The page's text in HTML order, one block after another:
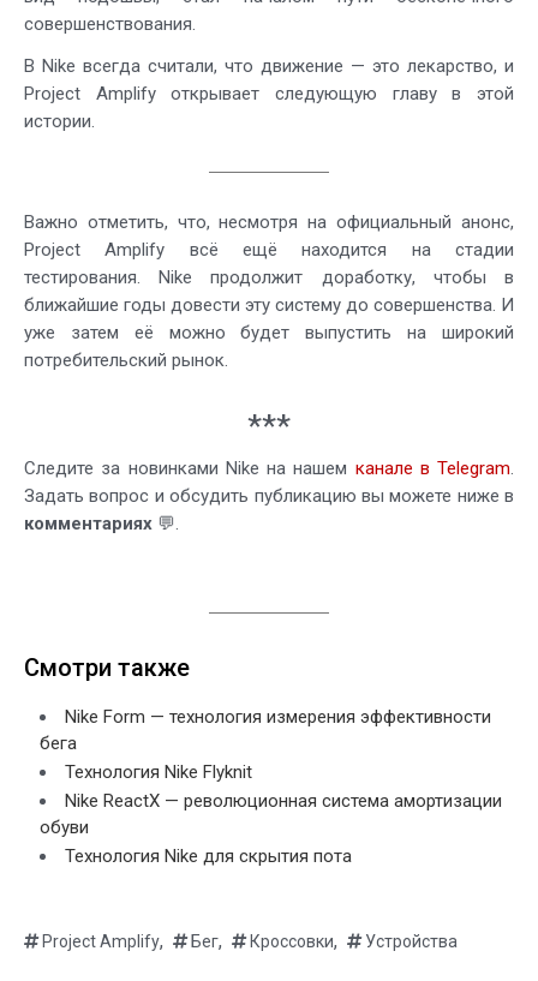
совершенствования.
В Nike всегда считали, что движение — это лекарство, и
Project Amplify открывает следующую главу в этой
истории.
Важно отметить, что, несмотря на официальный анонс,
Project Amplify всё ещё находится на стадии
тестирования. Nike продолжит доработку, чтобы в
ближайшие годы довести эту систему до совершенства. И
уже затем её можно будет выпустить на широкий
потребительский рынок.
***
Следите за новинками Nike на нашем канале в Telegram.
Задать вопрос и обсудить публикацию вы можете ниже в
комментариях 💬.
Смотри также
Nike Form — технология измерения эффективности
бега
Технология Nike Flyknit
Nike ReactX — революционная система амортизации
обуви
Технология Nike для скрытия пота
Project Amplify, Бег, Кроссовки, Устройства